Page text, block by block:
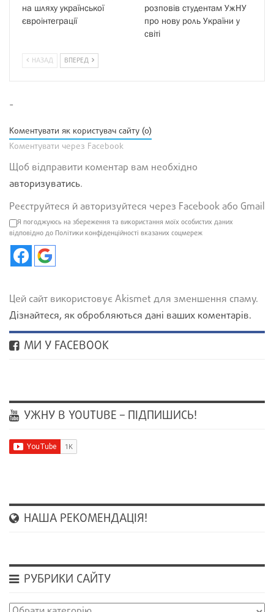
на шляху української
євроінтеграції
розповів студентам УжНУ
про нову роль України у
світі
НАЗАД ВПЕРЕД
-
Коментувати як користувач сайту (0)
Коментувати через Facebook
Щоб відправити коментар вам необхідно
авторизуватись.
Реєструйтеся й авторизуйтеся через Facebook або Gmail
Я погоджуюсь на збереження та використання моїх особистих даних
відповідно до Політики конфіденційності вказаних соцмереж
Цей сайт використовує Akismet для зменшення спаму.
Дізнайтеся, як обробляються дані ваших коментарів.
МИ У FACEBOOK
УЖНУ В YOUTUBE – ПІДПИШИСЬ!
НАША РЕКОМЕНДАЦІЯ!
РУБРИКИ САЙТУ